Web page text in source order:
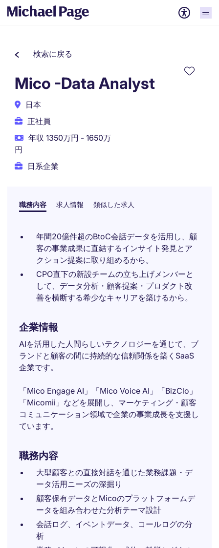
検索に戻る
Mico -Data Analyst
日本
正社員
年収 1350万円 - 1650万
円
日系企業
職務内容 求人情報 類似した求人
年間20億件超のBtoC会話データを活用し、顧
客の事業成果に直結するインサイト発見とア
クション提案に取り組めるから。
CPO直下の新設チームの立ち上げメンバーと
して、データ分析・顧客提案・プロダクト改
善を横断する希少なキャリアを築けるから。
企業情報
AIを活用した人間らしいテクノロジーを通じて、ブ
ランドと顧客の間に持続的な信頼関係を築くSaaS
企業です。
「Mico Engage AI」「Mico Voice AI」「BizClo」
「Micomii」などを展開し、マーケティング・顧客
コミュニケーション領域で企業の事業成長を支援し
ています。
職務内容
大型顧客との直接対話を通じた業務課題・デ
ータ活用ニーズの深掘り
顧客保有データとMicoのプラットフォームデ
ータを組み合わせた分析テーマ設計
会話ログ、イベントデータ、コールログの分
析